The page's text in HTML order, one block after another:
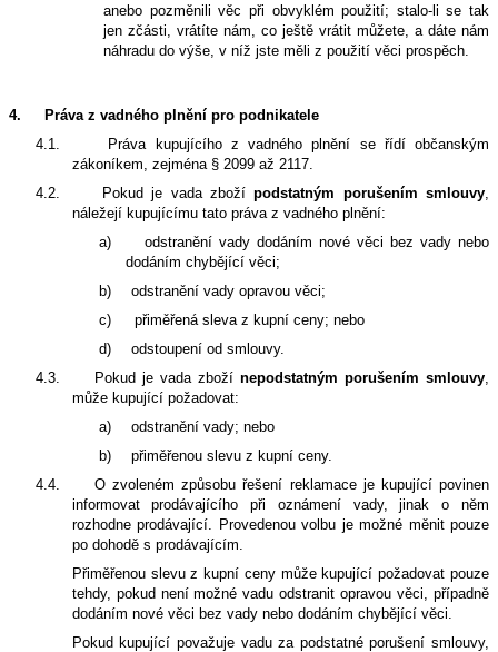
anebo pozměnili věc při obvyklém použití; stalo-li se tak
jen zčásti, vrátíte nám, co ještě vrátit můžete, a dáte nám
náhradu do výše, v níž jste měli z použití věci prospěch.
4.
Práva z vadného plnění pro podnikatele
4.1.
Práva kupujícího z vadného plnění se řídí občanským
zákoníkem, zejména § 2099 až 2117.
4.2.
Pokud je vada zboží podstatným porušením smlouvy
náležejí kupujícímu tato práva z vadného plnění:
a)
odstranění vady dodáním nové věci bez vady nebo
dodáním chybějící věci;
b)
odstranění vady opravou věci;
c)
přiměřená sleva z kupní ceny; nebo
d)
odstoupení od smlouvy.
4.3.
Pokud je vada zbožínepodstatným porušením smlouvy
může kupující požadovat:
a)
odstranění vady; nebo
b)
přiměřenou slevu z kupní ceny.
4.4.
O zvoleném způsobu řešení reklamace je kupující povinen
informovat prodávajícího při oznámení vady, jinak o něm
rozhodne prodávající. Provedenou volbu je možné měnit pouze
po dohodě s prodávajícím.
Přiměřenou slevu z kupní ceny může kupující požadovat pouze
tehdy, pokud není možné vadu odstranit opravou věci, případně
dodáním nové věci bez vady nebo dodáním chybějící věci.
Pokud kupující považuje vadu za podstatné porušení smlouvy,